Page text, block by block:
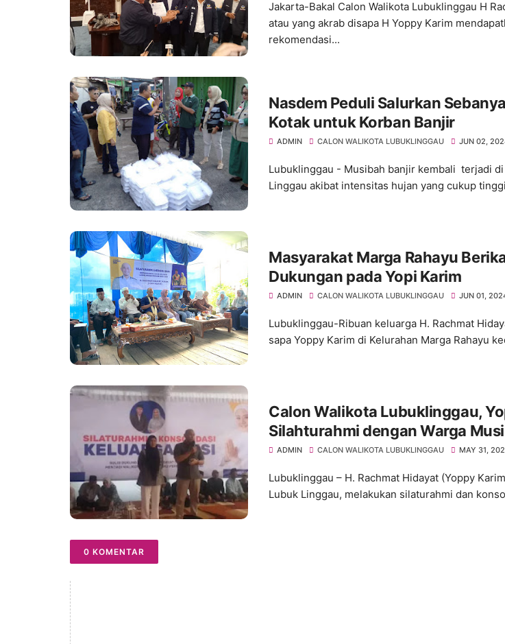
Jakarta-Bakal Calon Walikota Lubuklinggau H
atau yang akrab disapa H Yoppy Karim
rekomendasi...
Nasdem Peduli Salurkan
Kotak untuk Korban Banjir
ADMIN CALON WALIKOTA LUBUKLINGGAU JUN 02,
Lubuklinggau - Musibah banjir kembali terjadi di
Linggau akibat intensitas hujan yang cukup
Masyarakat Marga Rahayu
Dukungan pada Yopi Karim
ADMIN CALON WALIKOTA LUBUKLINGGAU JUN 01,
Lubuklinggau-Ribuan keluarga H. Rachmat
sapa Yoppy Karim di Kelurahan Marga Rahayu
Calon Walikota Lubuklinggau,
Silahturahmi dengan Warga Musi
ADMIN CALON WALIKOTA LUBUKLINGGAU MAY 31,
Lubuklinggau – H. Rachmat Hidayat (Yoppy
Lubuk Linggau, melakukan silaturahmi dan
0 KOMENTAR